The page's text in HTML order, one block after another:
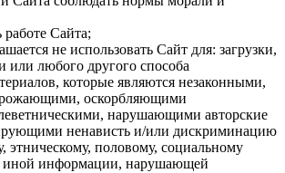
работе Сайта;
не использовать Сайт для: загрузки,
или любого другого способа
которые являются незаконными,
оскорбляющими
нарушающими авторские
ненависть и/или дискриминацию
этническому, половому, социальному
иной информации, нарушающей